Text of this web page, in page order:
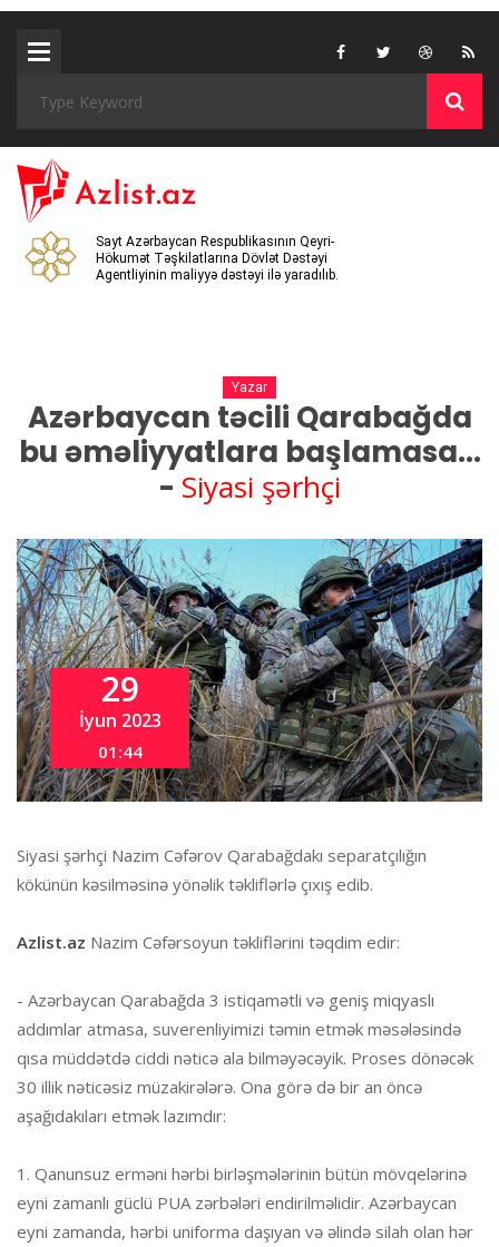
Sayt Azərbaycan Respublikasının Qeyri-
Hökumət Təşkilatlarına Dövlət Dəstəyi
Agentliyinin maliyyə dəstəyi ilə yaradılıb.
Yazar
Azərbaycan təcili Qarabağda
bu əməliyyatlara başlamasa...
- Siyasi şərhçi
29
İyun 2023
01:44
Siyasi şərhçi Nazim Cəfərov Qarabağdakı separatçılığın
kökünün kəsilməsinə yönəlik təkliflərlə çıxış edib.
Azlist.az Nazim Cəfərsoyun təkliflərini təqdim edir:
- Azərbaycan Qarabağda 3 istiqamətli və geniş miqyaslı
addımlar atmasa, suverenliyimizi təmin etmək məsələsində
qısa müddətdə ciddi nəticə ala bilməyəcəyik. Proses dönəcək
30 illik nəticəsiz müzakirələrə. Ona görə də bir an öncə
aşağıdakıları etmək lazımdır:
1. Qanunsuz erməni hərbi birləşmələrinin bütün mövqelərinə
eyni zamanlı güclü PUA zərbələri endirilməlidir. Azərbaycan
eyni zamanda, hərbi uniforma daşıyan və əlində silah olan hər